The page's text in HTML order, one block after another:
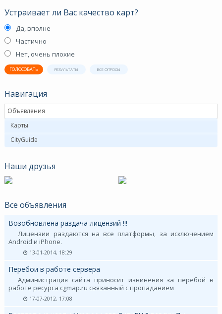
Устраивает ли Вас качество карт?
Да, вполне
Частично
Нет, очень плохие
ГОЛОСОВАТЬ РЕЗУЛЬТАТЫ ВСЕ ОПРОСЫ
Навигация
Объявления
Карты
CityGuide
Наши друзья
Все объявления
Возобновлена раздача лицензий !!!
Лицензии раздаются на все платформы, за исключением
Android и iPhone.
13-01-2014, 18:29
Перебои в работе сервера
Администрация сайта приносит извинения за перебой в
работе ресурса cgmap.ru связанный с пропаданием
17-07-2012, 17:08